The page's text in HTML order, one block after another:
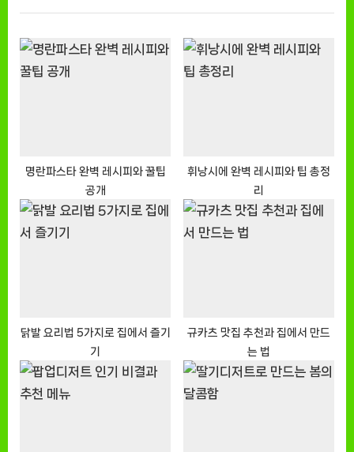
u
P
o
P
o
s
t
명란파스타 완벽 레시피와 꿀팁
공개
휘낭시에 완벽 레시피와 팁 총정
리
닭발 요리법 5가지로 집에서 즐기
기
규카츠 맛집 추천과 집에서 만드
는 법